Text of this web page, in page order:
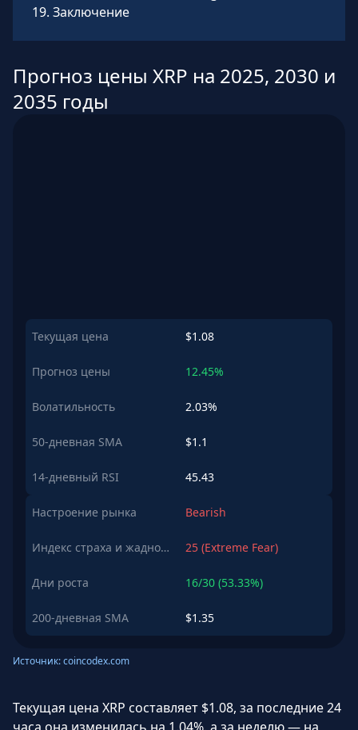
19. Заключение
Прогноз цены XRP на 2025, 2030 и
2035 годы
Текущая цена $1.08
Прогноз цены 12.45%
Волатильность 2.03%
50-дневная SMA $1.1
14-дневный RSI 45.43
Настроение рынка Bearish
Индекс страха и жадности 25 (Extreme Fear)
Дни роста 16/30 (53.33%)
200-дневная SMA $1.35
Источник: coincodex.com
Текущая цена XRP составляет $1.08, за последние 24